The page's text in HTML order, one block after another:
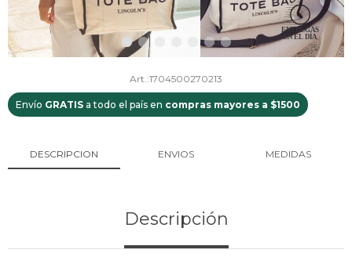
1704500270213
Envío GRATIS a todo el país en compras mayores a $1500
DESCRIPCION ENVIOS MEDIDAS
Descripción